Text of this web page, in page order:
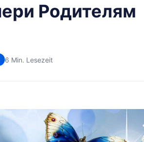
Родителям
6 Min. Lesezeit